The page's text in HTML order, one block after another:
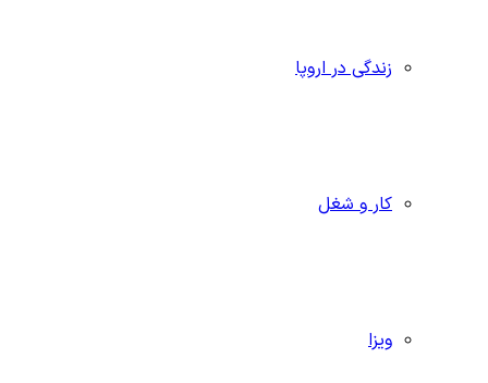
زندگی در اروپا
کار و شغل
ویزا